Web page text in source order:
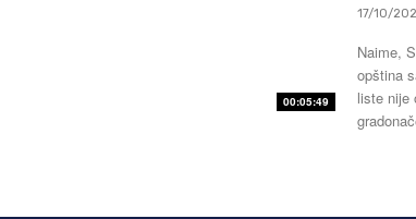
00:05:49
17/10/
Naime,
opština sa srpskom
liste nije